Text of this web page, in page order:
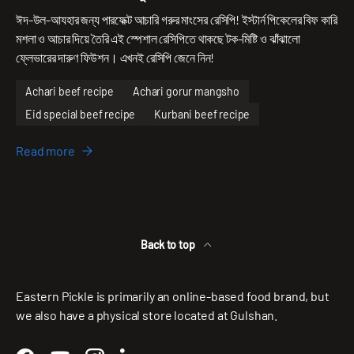
ঈদ-উল-আযহার জন্য পারফেক্ট আচারি গরুর মাংসের রেসিপি! ইস্টার্ন পিকেলের বিফ কারি
মশলা ও আচার দিয়ে তৈরি এই স্পেশাল রেসিপিতে থাকছে টক-মিষ্টি ও ঝাঁঝালো
ফ্লেভারের দারুণ ফিউশন। এখনই রেসিপি জেনে নিন!
Achari beef recipe
Achari gorur mangsho
Eid special beef recipe
Kurbani beef recipe
Read more
Back to top
Eastern Pickle is primarily an online-based food brand, but
we also have a physical store located at Gulshan.